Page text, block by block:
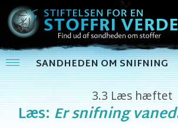
SANDHEDEN OM SNIFNING
3.3 Læs hæftet
Læs: Er snifning